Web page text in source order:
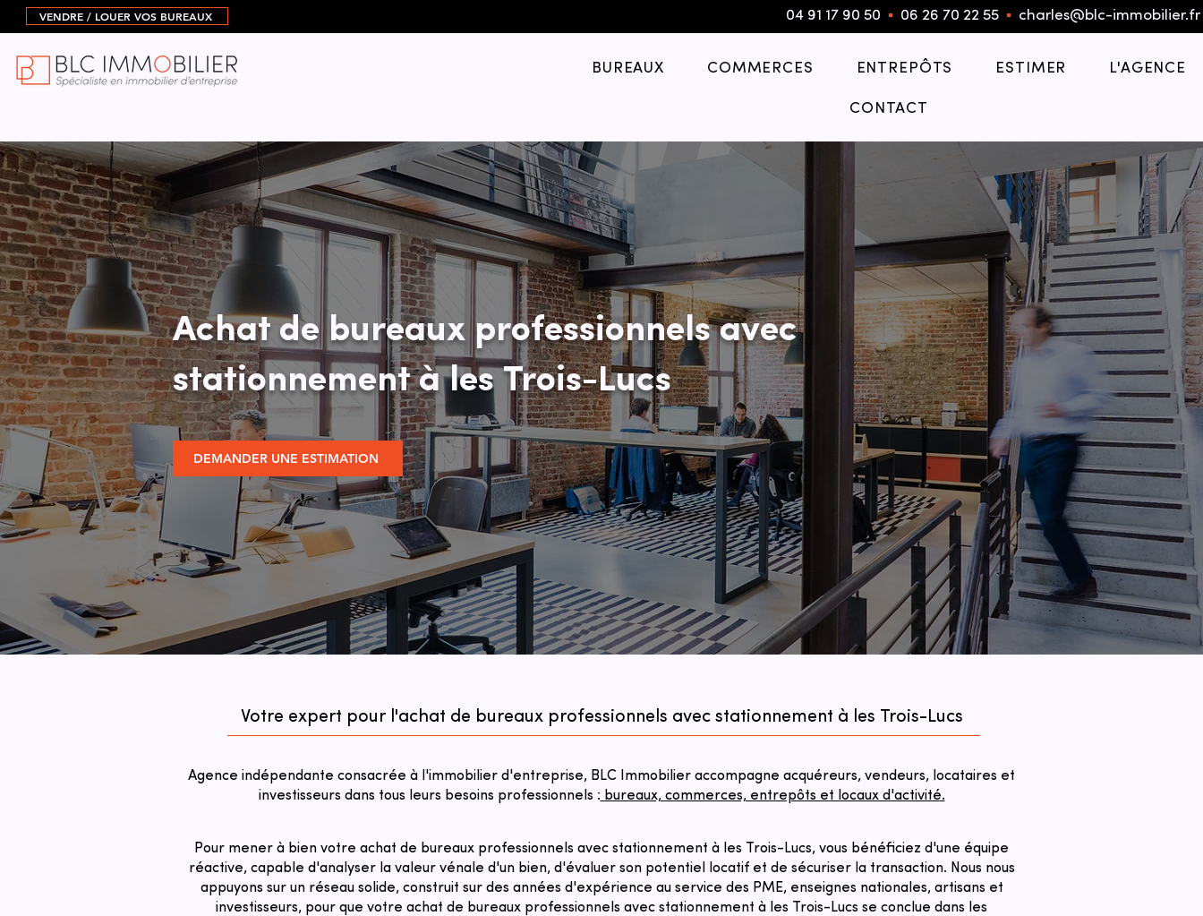
VENDRE / LOUER VOS BUREAUX 04 91 17 90 50 ▪︎ 06 26 70 22 55 ▪︎ charles@blc-immobilier.fr
BUREAUX COMMERCES ENTREPÔTS ESTIMER L'AGENCE
CONTACT
Achat de bureaux professionnels avec
stationnement à les Trois-Lucs
DEMANDER UNE ESTIMATION
Votre expert pour l'achat de bureaux professionnels avec stationnement à les Trois-Lucs
Agence indépendante consacrée à l'immobilier d'entreprise, BLC Immobilier accompagne acquéreurs, vendeurs, locataires et
investisseurs dans tous leurs besoins professionnels : bureaux, commerces, entrepôts et locaux d'activité.
Pour mener à bien votre achat de bureaux professionnels avec stationnement à les Trois-Lucs, vous bénéficiez d'une équipe
réactive, capable d'analyser la valeur vénale d'un bien, d'évaluer son potentiel locatif et de sécuriser la transaction. ​Nous nous
appuyons sur un réseau solide, construit sur des années d'expérience au service des PME, enseignes nationales, artisans et
investisseurs, pour que votre achat de bureaux professionnels avec stationnement à les Trois-Lucs se conclue dans les